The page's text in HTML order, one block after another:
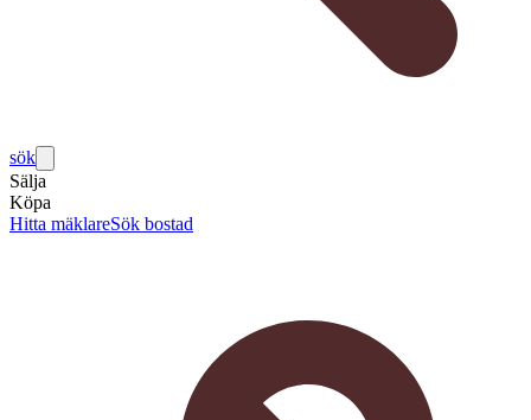
sök
Sälja
Köpa
Hitta mäklareSök bostad